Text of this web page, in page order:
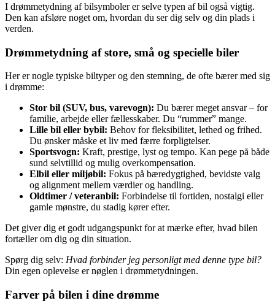
I drømmetydning af bilsymboler er selve typen af bil også vigtig.
Den kan afsløre noget om, hvordan du ser dig selv og din plads i
verden.
Drømmetydning af store, små og specielle biler
Her er nogle typiske biltyper og den stemning, de ofte bærer med sig
i drømme:
Stor bil (SUV, bus, varevogn): Du bærer meget ansvar – for
familie, arbejde eller fællesskaber. Du “rummer” mange.
Lille bil eller bybil: Behov for fleksibilitet, lethed og frihed.
Du ønsker måske et liv med færre forpligtelser.
Sportsvogn: Kraft, prestige, lyst og tempo. Kan pege på både
sund selvtillid og mulig overkompensation.
Elbil eller miljøbil: Fokus på bæredygtighed, bevidste valg
og alignment mellem værdier og handling.
Oldtimer / veteranbil: Forbindelse til fortiden, nostalgi eller
gamle mønstre, du stadig kører efter.
Det giver dig et godt udgangspunkt for at mærke efter, hvad bilen
fortæller om dig og din situation.
Spørg dig selv: Hvad forbinder jeg personligt med denne type bil?
Din egen oplevelse er nøglen i drømmetydningen.
Farver på bilen i dine drømme